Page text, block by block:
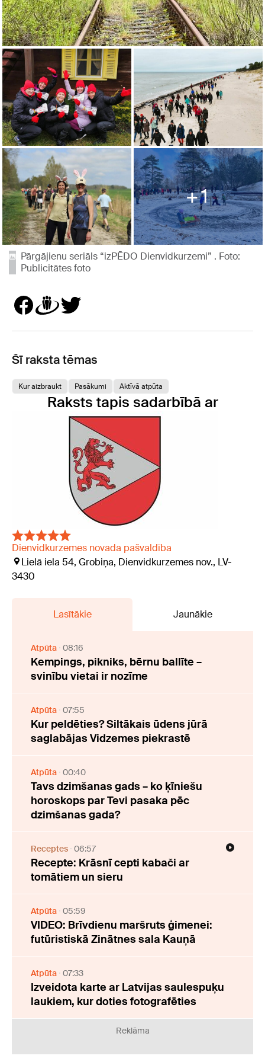
1
Pārgājienu seriāls “izPĒDO Dienvidkurzemi” . Foto:
Publicitātes foto
Šī raksta tēmas
Kur aizbraukt Pasākumi Aktīvā atpūta
Raksts tapis sadarbībā ar
Dienvidkurzemes novada pašvaldība
Lielā iela 54, Grobiņa, Dienvidkurzemes nov., LV-
3430
Lasītākie Jaunākie
Atpūta 08:16
Kempings, pikniks, bērnu ballīte –
svinību vietai ir nozīme
Atpūta 07:55
Kur peldēties? Siltākais ūdens jūrā
saglabājas Vidzemes piekrastē
Atpūta 00:40
Tavs dzimšanas gads – ko ķīniešu
horoskops par Tevi pasaka pēc
dzimšanas gada?
Receptes 06:57
Recepte: Krāsnī cepti kabači ar
tomātiem un sieru
Atpūta 05:59
VIDEO: Brīvdienu maršruts ģimenei:
futūristiskā Zinātnes sala Kauņā
Atpūta 07:33
Izveidota karte ar Latvijas saulespuķu
laukiem, kur doties fotografēties
Reklāma